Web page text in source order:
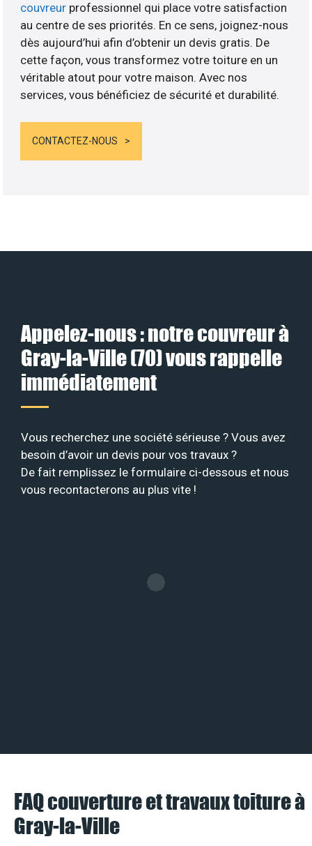
couvreur professionnel qui place votre satisfaction
au centre de ses priorités. En ce sens, joignez-nous
dès aujourd’hui afin d’obtenir un devis gratis. De
cette façon, vous transformez votre toiture en un
véritable atout pour votre maison. Avec nos
services, vous bénéficiez de sécurité et durabilité.
CONTACTEZ-NOUS
Appelez-nous : notre couvreur à
Gray-la-Ville (70) vous rappelle
immédiatement
Vous recherchez une société sérieuse ? Vous avez
besoin d’avoir un devis pour vos travaux ?
De fait remplissez le formulaire ci-dessous et nous
vous recontacterons au plus vite !
FAQ couverture et travaux toiture à
Gray-la-Ville